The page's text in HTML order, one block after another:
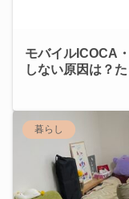
モバイルICOCA
しない原因は？
暮らし